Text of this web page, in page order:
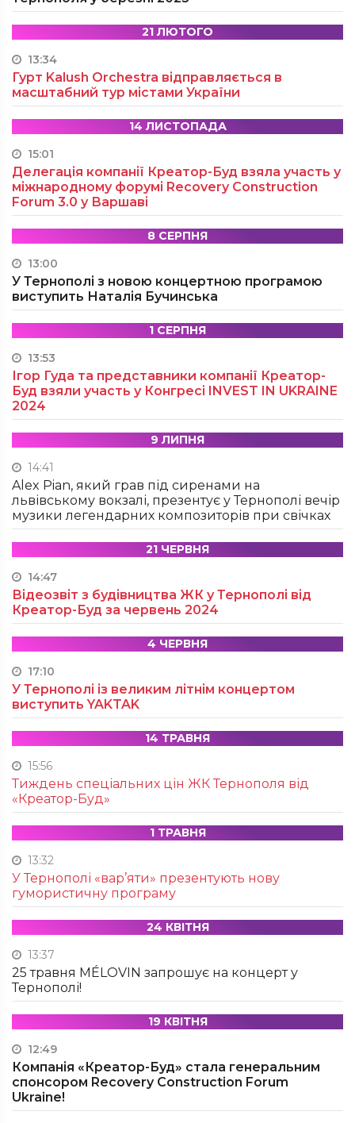
21 ЛЮТОГО
13:34
Гурт Kalush Orchestra відправляється в
масштабний тур містами України
14 ЛИСТОПАДА
15:01
Делегація компанії Креатор-Буд взяла участь у
міжнародному форумі Recovery Construction
Forum 3.0 у Варшаві
8 СЕРПНЯ
13:00
У Тернополі з новою концертною програмою
виступить Наталія Бучинська
1 СЕРПНЯ
13:53
Ігор Гуда та представники компанії Креатор-
Буд взяли участь у Конгресі INVEST IN UKRAINE
2024
9 ЛИПНЯ
14:41
Alex Pian, який грав під сиренами на
львівському вокзалі, презентує у Тернополі вечір
музики легендарних композиторів при свічках
21 ЧЕРВНЯ
14:47
Відеозвіт з будівництва ЖК у Тернополі від
Креатор-Буд за червень 2024
4 ЧЕРВНЯ
17:10
У Тернополі із великим літнім концертом
виступить YAKTAK
14 ТРАВНЯ
15:56
Тиждень спеціальних цін ЖК Тернополя від
«Креатор-Буд»
1 ТРАВНЯ
13:32
У Тернополі «вар’яти» презентують нову
гумористичну програму
24 КВІТНЯ
13:37
25 травня MÉLOVIN запрошує на концерт у
Тернополі!
19 КВІТНЯ
12:49
Компанія «Креатор-Буд» стала генеральним
спонсором Recovery Construction Forum
Ukraine!